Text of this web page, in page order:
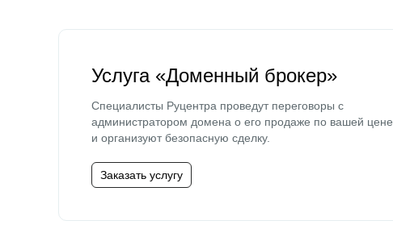
Услуга «Доменный брокер»
Специалисты Руцентра проведут переговоры с
администратором домена о его продаже по вашей цене
и организуют безопасную сделку.
Заказать услугу